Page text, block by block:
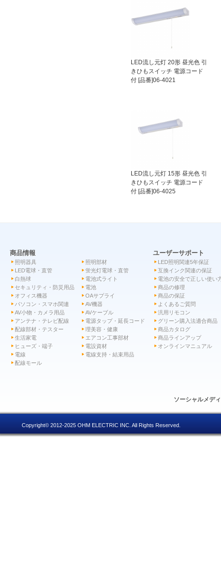
LED流し元灯 20形 昼光色 引
きひもスイッチ 電源コード
付 [品番]06-4021
LED流し元灯 15形 昼光色 引
きひもスイッチ 電源コード
付 [品番]06-4025
商品情報
照明器具
照明部材
LED電球・直管
蛍光灯電球・直管
白熱球
電池式ライト
セキュリティ・防災用品
電池
オフィス機器
OAサプライ
パソコン・スマホ関連
AV機器
AV小物・カメラ用品
AVケーブル
アンテナ・テレビ配線
電源タップ・延長コード
配線部材・テスター
理美容・健康
生活家電
エアコン工事部材
ヒューズ・端子
電設資材
電線
電線支持・結束用品
配線モール
ユーザーサポート
LED照明関連5年保証
互換インク関連の保証
電池の安全で正しい使い
商品の修理
商品の保証
よくあるご質問
汎用リモコン
グリーン購入法適合商品
商品カタログ
商品ラインアップ
オンラインマニュアル
ソーシャルメデ
Copyright© 2012-2025 OHM ELECTRIC INC. All Rights Reserved.